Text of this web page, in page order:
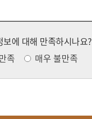
에 대해 만족하시나요?
족 매우 불만족